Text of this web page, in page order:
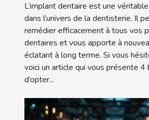
L’implant dentaire est une
dans l’univers de la dentisterie. Il
remédier efficacement à tous vos
dentaires et vous apporte à
éclatant à long terme. Si vous
voici un article qui vous présente 4
d’opter...